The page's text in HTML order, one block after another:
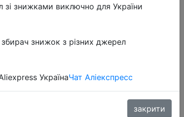
зі знижками виключно для України
знижок з різних джерел
УкраїнаЧат Аліекспресс
закрити